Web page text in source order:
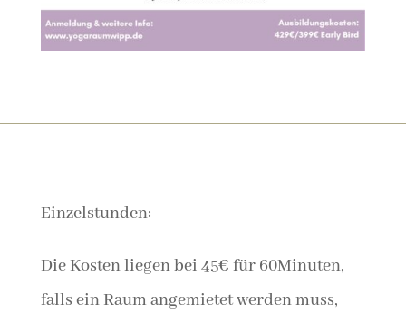
Einzelstunden:
Die Kosten liegen bei 45€ für 60Minuten,
falls ein Raum angemietet werden muss,